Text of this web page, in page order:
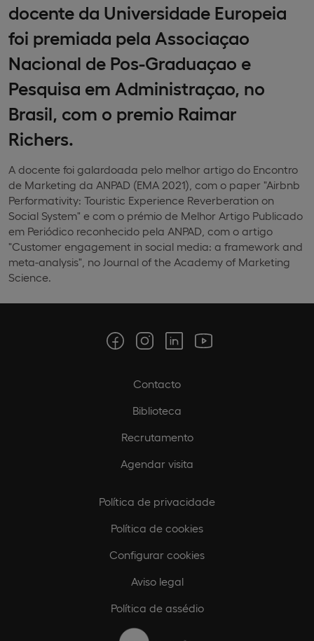
docente da Universidade Europeia
foi premiada pela Associaçao
Nacional de Pos-Graduaçao e
Pesquisa em Administraçao, no
Brasil, com o premio Raimar
Richers.
A docente foi galardoada pelo melhor artigo do Encontro
de Marketing da ANPAD (EMA 2021), com o paper "Airbnb
Performativity: Touristic Experience Reverberation on
Social System" e com o prémio de Melhor Artigo Publicado
em Periódico reconhecido pela ANPAD, com o artigo
"Customer engagement in social media: a framework and
meta-analysis", no Journal of the Academy of Marketing
Science.
Contacto
Biblioteca
Recrutamento
Agendar visita
Política de privacidade
Política de cookies
Configurar cookies
Aviso legal
Política de assédio